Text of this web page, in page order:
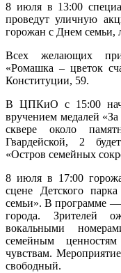
8 июля в 13:00
проведут уличную
горожан с Днем семьи,
Всех желающих
«Ромашка – цветок
Конституции, 59.
В ЦПКиО с 15:00
вручением медалей
сквере около
Гвардейской, 2
«Остров семейных
8 июля в 17:00
сцене Детского
семьи». В программе —
города. Зрителей
вокальными
семейным
чувствам.
свободный.